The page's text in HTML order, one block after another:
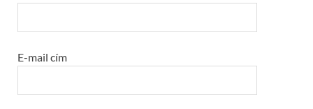
E-mail cím